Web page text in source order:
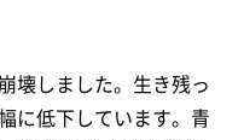
壊しました。生き残っ
に低下しています。青